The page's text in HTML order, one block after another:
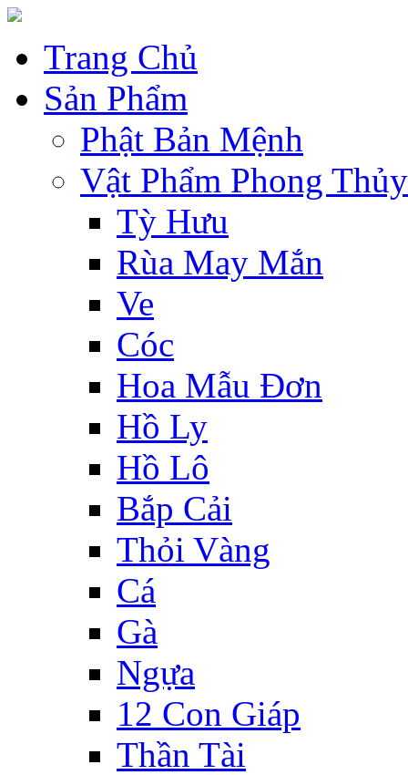
Trang Chủ
Sản Phẩm
Phật Bản Mệnh
Vật Phẩm Phong Thủy
Tỳ Hưu
Rùa May Mắn
Ve
Cóc
Hoa Mẫu Đơn
Hồ Ly
Hồ Lô
Bắp Cải
Thỏi Vàng
Cá
Gà
Ngựa
12 Con Giáp
Thần Tài